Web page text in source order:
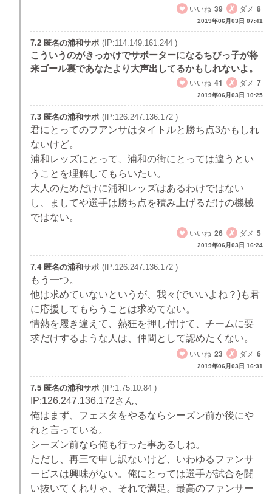
いいね 39 ダメ 8
2019年06月03日 07:41
7.2 匿名の浦和サポ (IP:114.149.161.244 )
こういうのがきっかけでサポーターになるちびっ子が将
来ゴール裏であなたより大声出してるかもしれないよ。
いいね 41 ダメ 7
2019年06月03日 10:25
7.3 匿名の浦和サポ (IP:126.247.136.172 )
君にとってのフアンサはタイトルと勝ち点3かもしれ
ないけど。
浦和レッズにとって、浦和の街にとっては違うとい
うことを理解してもらいたい。
大人のためだけに浦和レッズはあるわけではない
し、ましてや選手は勝ち点を積み上げるだけの機械
ではない。
いいね 26 ダメ 5
2019年06月03日 16:24
7.4 匿名の浦和サポ (IP:126.247.136.172 )
もう一つ。
他は求めていないというが、我々(でいいよね？)も君
に応援してもらうことは求めてない。
情熱を履き違えて、熱狂を押し付けて、チームに要
求だけするような人は、仲間として認めたくない。
いいね 23 ダメ 6
2019年06月03日 16:31
7.5 匿名の浦和サポ (IP:1.75.10.84 )
IP:126.247.136.172さん、
俺はまず、フェスタをやるならシーズン前か後にや
れと言っている。
シーズン前なら俺も行った事あるしね。
ただし、再三で申し訳ないけど、いわゆるファンサ
ービスは興味がない。俺にとっては選手が試合を闘
い抜いてくれりゃ、それで満足。最高のファンサー